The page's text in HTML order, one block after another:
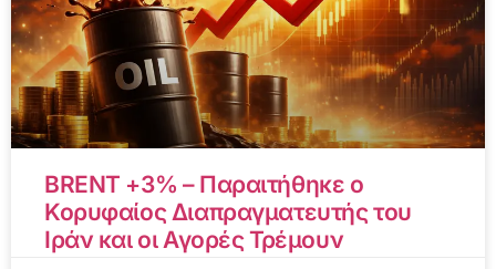
BRENT +3% – Παραιτήθηκε ο
Κορυφαίος Διαπραγματευτής του
Ιράν και οι Αγορές Τρέμουν